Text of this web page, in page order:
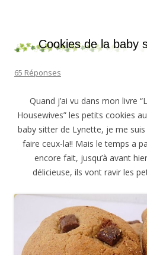
Cookies de la baby
65 Réponses
Quand j’ai vu dans mon livre
Housewives” les petits cookies
baby sitter de Lynette, je me
faire ceux-la!! Mais le temps a
encore fait, jusqu’à avant
délicieuse, ils vont ravir les